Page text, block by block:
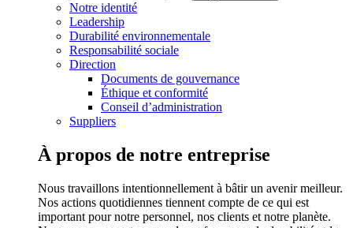
Notre identité
Leadership
Durabilité environnementale
Responsabilité sociale
Direction
Documents de gouvernance
Éthique et conformité
Conseil d’administration
Suppliers
À propos de notre entreprise
Nous travaillons intentionnellement à bâtir un avenir meilleur.
Nos actions quotidiennes tiennent compte de ce qui est
important pour notre personnel, nos clients et notre planète.